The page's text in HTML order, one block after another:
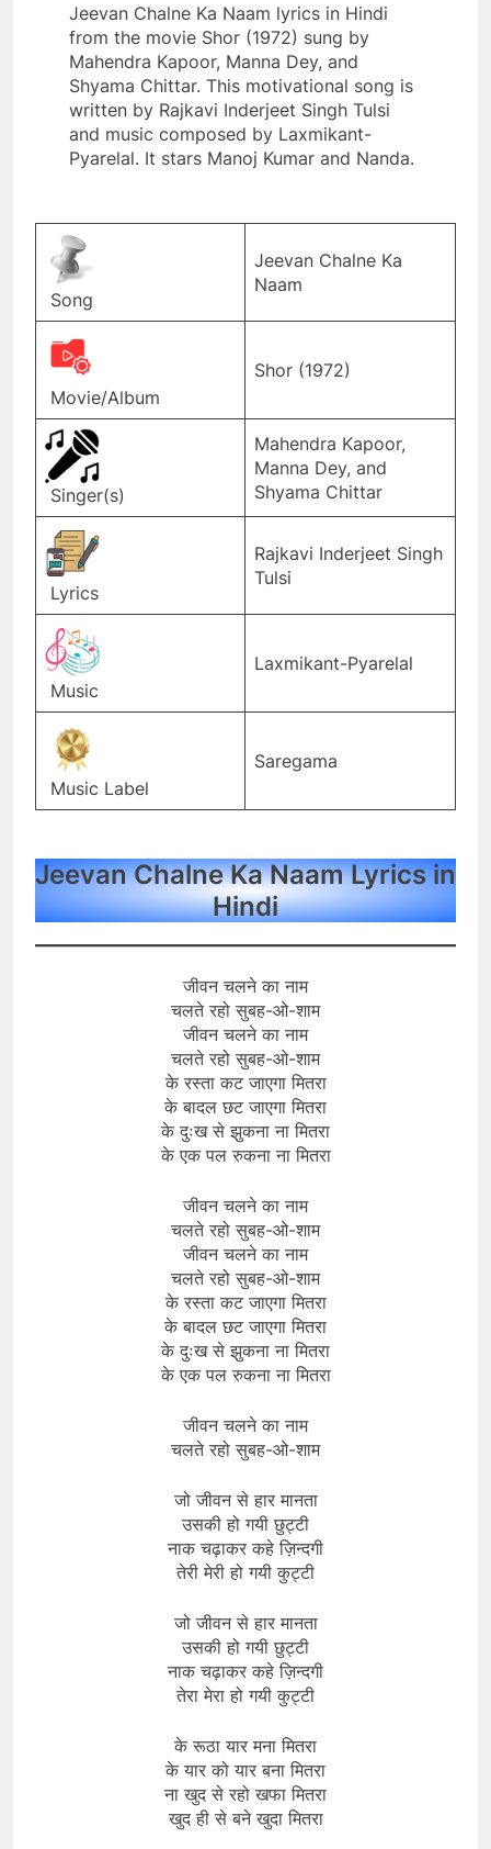
Jeevan Chalne Ka Naam lyrics in Hindi
from the movie Shor (1972) sung by
Mahendra Kapoor, Manna Dey, and
Shyama Chittar. This motivational song is
written by Rajkavi Inderjeet Singh Tulsi
and music composed by Laxmikant-
Pyarelal. It stars Manoj Kumar and Nanda.
Song
Jeevan Chalne Ka
Naam
Movie/Album
Shor (1972)
Singer(s)
Mahendra Kapoor,
Manna Dey, and
Shyama Chittar
Lyrics
Rajkavi Inderjeet Singh
Tulsi
Music
Laxmikant-Pyarelal
Music Label
Saregama
Jeevan Chalne Ka Naam Lyrics in
Hindi
जीवन चलने का नाम
चलते रहो सुबह-ओ-शाम
जीवन चलने का नाम
चलते रहो सुबह-ओ-शाम
के रस्ता कट जाएगा मितरा
के बादल छट जाएगा मितरा
के दुःख से झुकना ना मितरा
के एक पल रुकना ना मितरा
जीवन चलने का नाम
चलते रहो सुबह-ओ-शाम
जीवन चलने का नाम
चलते रहो सुबह-ओ-शाम
के रस्ता कट जाएगा मितरा
के बादल छट जाएगा मितरा
के दुःख से झुकना ना मितरा
के एक पल रुकना ना मितरा
जीवन चलने का नाम
चलते रहो सुबह-ओ-शाम
जो जीवन से हार मानता
उसकी हो गयी छुट्टी
नाक चढ़ाकर कहे ज़िन्दगी
तेरी मेरी हो गयी कुट्टी
जो जीवन से हार मानता
उसकी हो गयी छुट्टी
नाक चढ़ाकर कहे ज़िन्दगी
तेरा मेरा हो गयी कुट्टी
के रूठा यार मना मितरा
के यार को यार बना मितरा
ना खुद से रहो खफा मितरा
खुद ही से बने खुदा मितरा